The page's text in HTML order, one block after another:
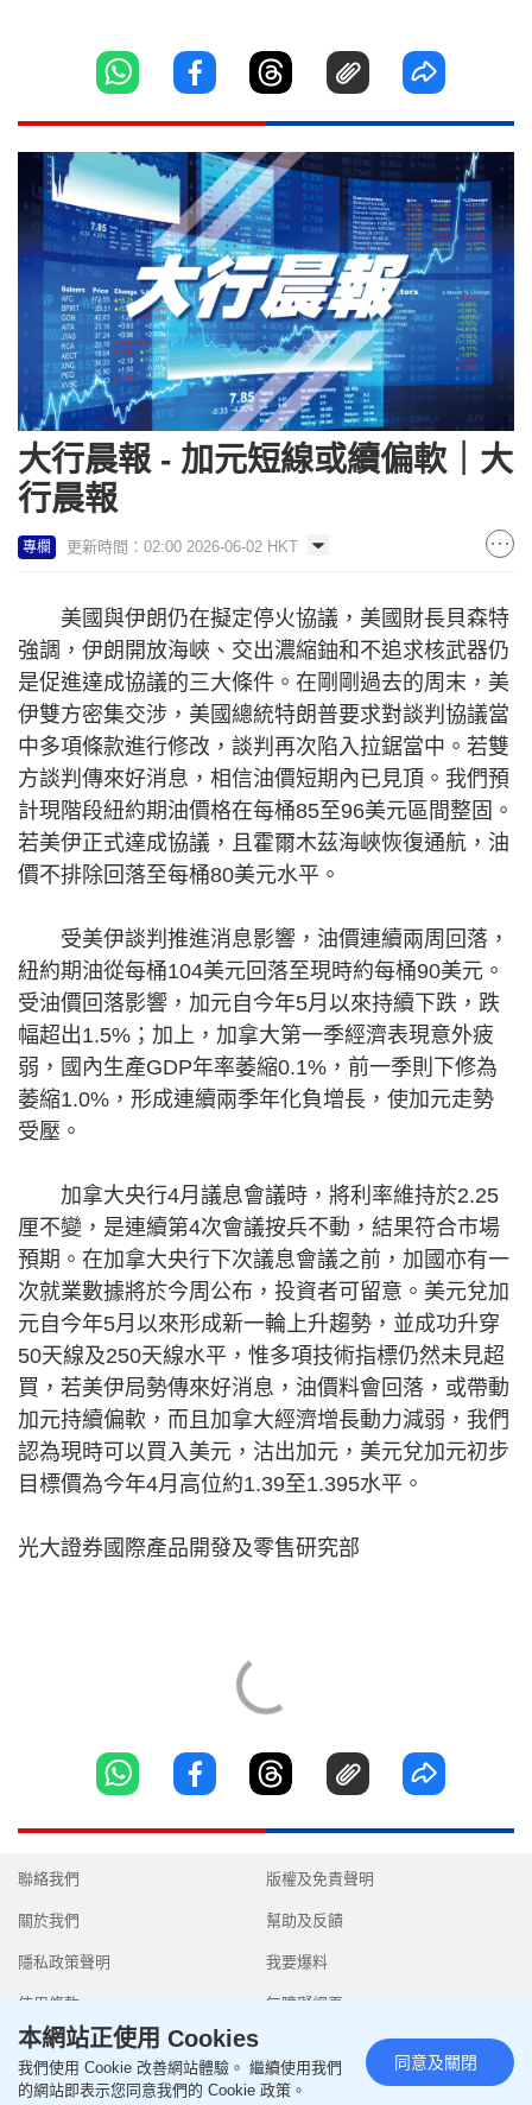
大行晨報 - 加元短線或續偏軟｜大
行晨報
專欄 更新時間：02:00 2026-06-02 HKT
美國與伊朗仍在擬定停火協議，美國財長貝森特
強調，伊朗開放海峽、交出濃縮鈾和不追求核武器仍
是促進達成協議的三大條件。在剛剛過去的周末，美
伊雙方密集交涉，美國總統特朗普要求對談判協議當
中多項條款進行修改，談判再次陷入拉鋸當中。若雙
方談判傳來好消息，相信油價短期內已見頂。我們預
計現階段紐約期油價格在每桶85至96美元區間整固。
若美伊正式達成協議，且霍爾木茲海峽恢復通航，油
價不排除回落至每桶80美元水平。
受美伊談判推進消息影響，油價連續兩周回落，
紐約期油從每桶104美元回落至現時約每桶90美元。
受油價回落影響，加元自今年5月以來持續下跌，跌
幅超出1.5%；加上，加拿大第一季經濟表現意外疲
弱，國內生產GDP年率萎縮0.1%，前一季則下修為
萎縮1.0%，形成連續兩季年化負增長，使加元走勢
受壓。
加拿大央行4月議息會議時，將利率維持於2.25
厘不變，是連續第4次會議按兵不動，結果符合市場
預期。在加拿大央行下次議息會議之前，加國亦有一
次就業數據將於今周公布，投資者可留意。美元兌加
元自今年5月以來形成新一輪上升趨勢，並成功升穿
50天線及250天線水平，惟多項技術指標仍然未見超
買，若美伊局勢傳來好消息，油價料會回落，或帶動
加元持續偏軟，而且加拿大經濟增長動力減弱，我們
認為現時可以買入美元，沽出加元，美元兌加元初步
目標價為今年4月高位約1.39至1.395水平。
光大證券國際產品開發及零售研究部
聯絡我們
關於我們
隱私政策聲明
使用條款
版權及免責聲明
幫助及反饋
我要爆料
無障礙網頁
Copyright © 2026 SingTao Ltd.All rights reserved.
本網站正使用 Cookies
我們使用 Cookie 改善網站體驗。 繼續使用我們
的網站即表示您同意我們的 Cookie 政策。
同意及關閉